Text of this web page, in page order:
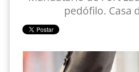
pedófilo. Casa